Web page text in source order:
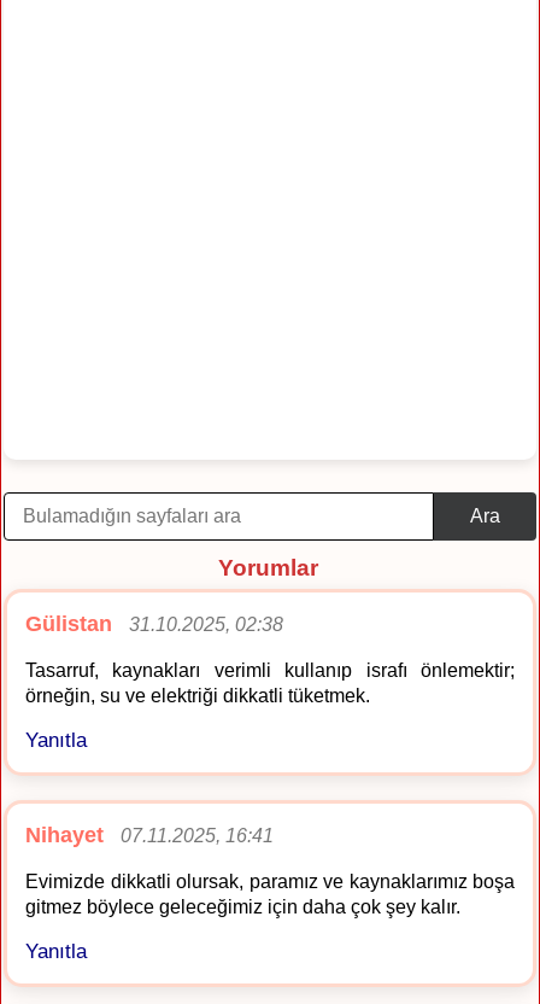
Ara
Yorumlar
Gülistan 31.10.2025, 02:38
Tasarruf, kaynakları verimli kullanıp israfı önlemektir;
örneğin, su ve elektriği dikkatli tüketmek.
Yanıtla
Nihayet 07.11.2025, 16:41
Evimizde dikkatli olursak, paramız ve kaynaklarımız boşa
gitmez böylece geleceğimiz için daha çok şey kalır.
Yanıtla